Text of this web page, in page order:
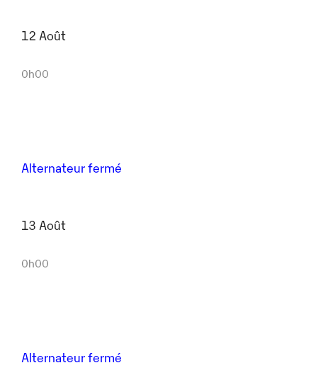
12 Août
0h00
Alternateur fermé
13 Août
0h00
Alternateur fermé